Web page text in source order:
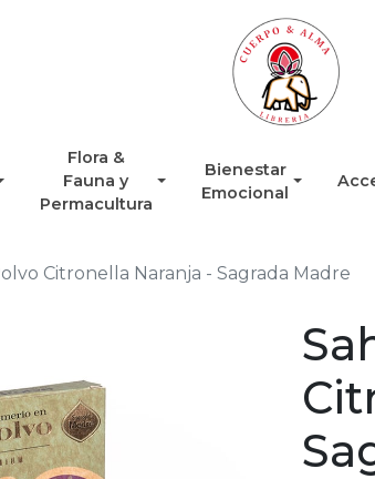
Flora &
Fauna y
Permacultura
Bienestar
Emocional
Citronella Naranja - Sagrada Madre